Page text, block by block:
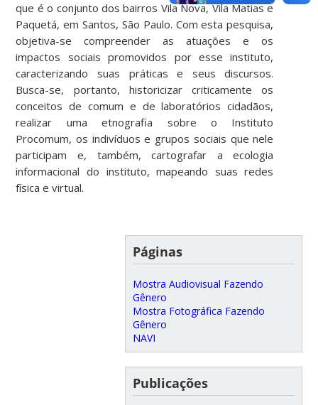
que é o conjunto dos bairros Vila Nova, Vila Matias e
Paquetá, em Santos, São Paulo. Com esta pesquisa,
objetiva-se compreender as atuações e os
impactos sociais promovidos por esse instituto,
caracterizando suas práticas e seus discursos.
Busca-se, portanto, historicizar criticamente os
conceitos de comum e de laboratórios cidadãos,
realizar uma etnografia sobre o Instituto
Procomum, os indivíduos e grupos sociais que nele
participam e, também, cartografar a ecologia
informacional do instituto, mapeando suas redes
física e virtual.
Páginas
Mostra Audiovisual Fazendo
Gênero
Mostra Fotográfica Fazendo
Gênero
NAVI
Publicações